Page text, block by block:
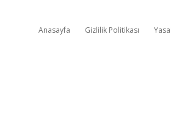
Anasayfa Gizlilik Politikası